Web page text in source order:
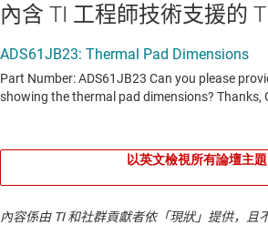
內含 TI 工程師技術支援的
以英文檢視所有論壇主題
內容係由 TI 和社群貢獻者依「現狀」提供，且